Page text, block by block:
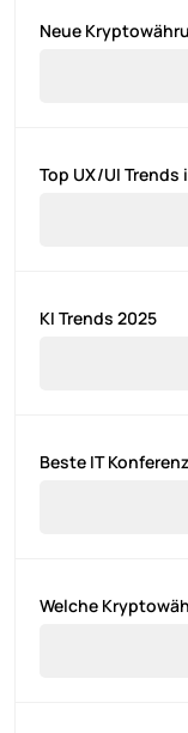
Neue
Top UX/UI Trends
KI Trends 2025
Beste IT
Welche